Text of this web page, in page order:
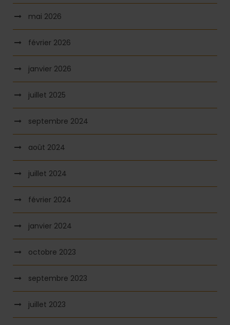
mai 2026
février 2026
janvier 2026
juillet 2025
septembre 2024
août 2024
juillet 2024
février 2024
janvier 2024
octobre 2023
septembre 2023
juillet 2023